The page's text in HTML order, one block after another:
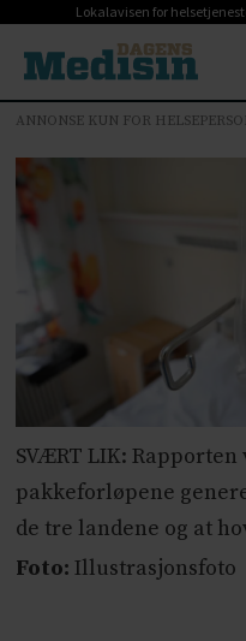
Lokalavisen for
ANNONSE KUN FOR
SVÆRT LIK:
pakkeforløpene
de tre landene og at
Foto: Illustrasjonsfoto